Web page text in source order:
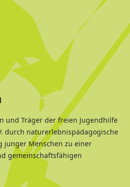
und Träger der freien Jugendhilfe
durch naturerlebnispädagogische
junger Menschen zu einer
gemeinschaftsfähigen